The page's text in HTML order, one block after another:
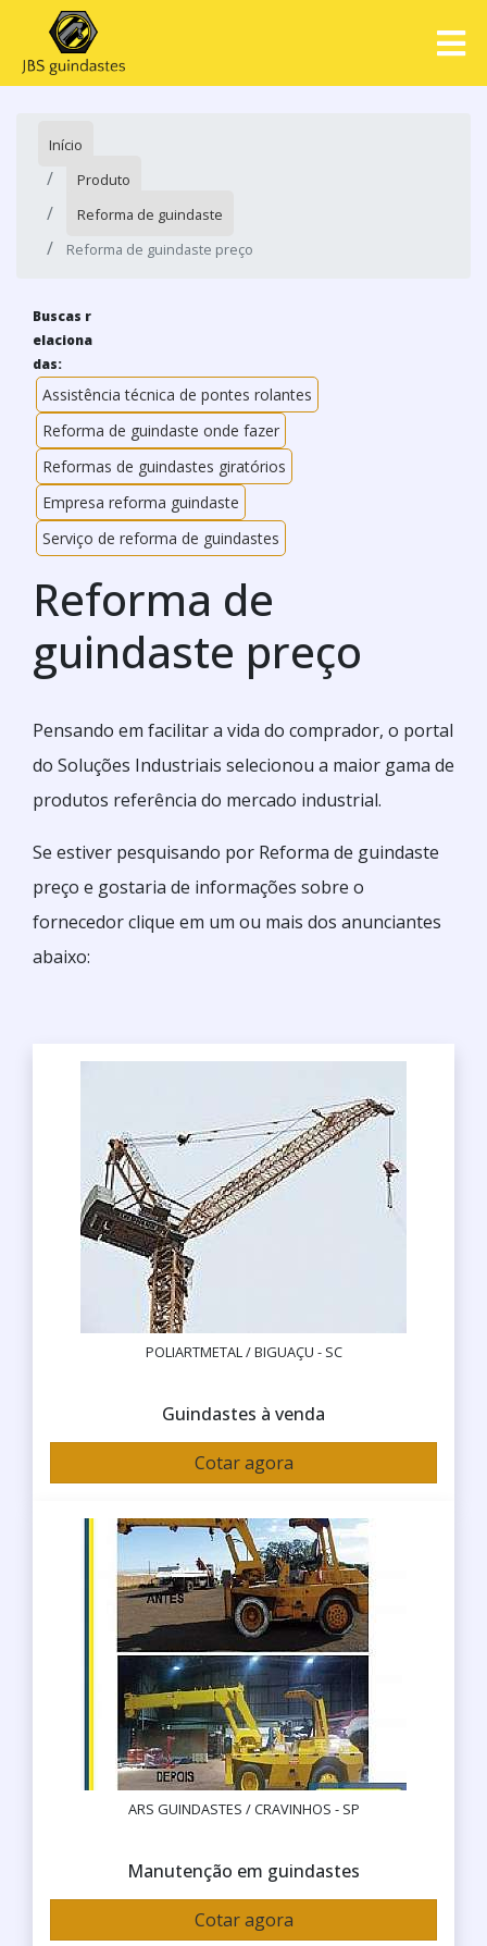
Início
Produto
Reforma de guindaste
Reforma de guindaste preço
Buscas r
elaciona
das:
Assistência técnica de pontes rolantes
Reforma de guindaste onde fazer
Reformas de guindastes giratórios
Empresa reforma guindaste
Serviço de reforma de guindastes
Reforma de
guindaste preço
Pensando em facilitar a vida do comprador, o portal
do Soluções Industriais selecionou a maior gama de
produtos referência do mercado industrial.
Se estiver pesquisando por Reforma de guindaste
preço e gostaria de informações sobre o
fornecedor clique em um ou mais dos anunciantes
abaixo:
POLIARTMETAL / BIGUAÇU - SC
Guindastes à venda
Cotar agora
ARS GUINDASTES / CRAVINHOS - SP
Manutenção em guindastes
Cotar agora